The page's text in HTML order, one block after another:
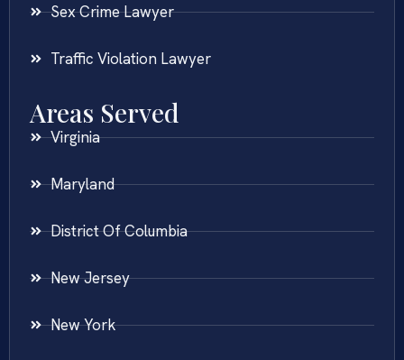
Sex Crime Lawyer
Traffic Violation Lawyer
Areas Served
Virginia
Maryland
District Of Columbia
New Jersey
New York